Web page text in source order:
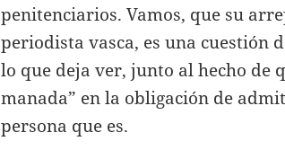
penitenciarios. Vamos, que su
periodista vasca, es una cuestión
lo que deja ver, junto al hecho de
manada” en la obligación de
persona que es.